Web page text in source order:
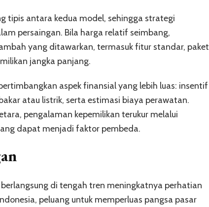
tipis antara kedua model, sehingga strategi
persaingan. Bila harga relatif seimbang,
yang ditawarkan, termasuk fitur standar, paket
jangka panjang.
aspek finansial yang lebih luas: insentif
atau listrik, serta estimasi biaya perawatan.
pengalaman kepemilikan terukur melalui
dapat menjadi faktor pembeda.
di tengah tren meningkatnya perhatian
peluang untuk memperluas pangsa pasar